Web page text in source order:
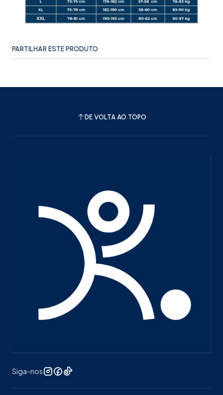
PARTILHAR ESTE PRODUTO
DE VOLTA AO TOPO
Siga-nos